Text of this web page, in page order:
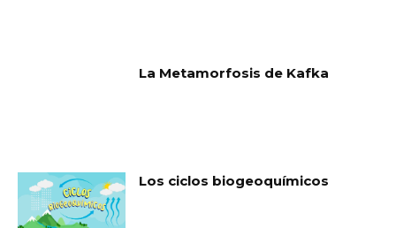
La Metamorfosis de Kafka
Los ciclos biogeoquímicos